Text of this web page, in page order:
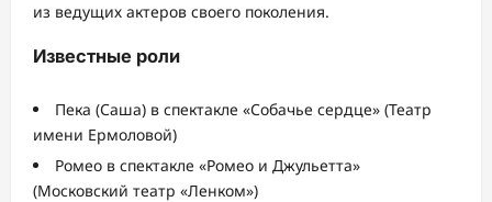
из ведущих актеров своего поколения.
Известные роли
Пека (Саша) в спектакле «Собачье сердце» (Театр
имени Ермоловой)
Ромео в спектакле «Ромео и Джульетта»
(Московский театр «Ленком»)